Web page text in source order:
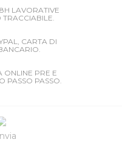
LAVORATIVE
TRACCIABILE.
CARTA DI
ONLINE PRE E
PASSO PASSO.